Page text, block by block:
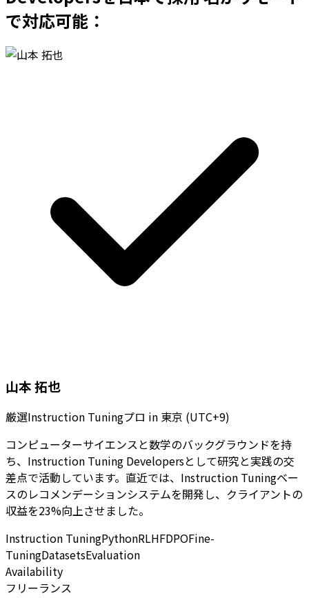
で対応可能：
山本 拓也
厳選Instruction Tuningプロ in 東京 (UTC+9)
コンピューターサイエンスと数学のバックグラウンドを持
ち、Instruction Tuning Developersとして研究と実践の交
差点で活動しています。直近では、Instruction Tuningベー
スのレコメンデーションシステムを開発し、クライアントの
収益を23%向上させました。
Instruction TuningPythonRLHFDPOFine-
TuningDatasetsEvaluation
Availability
フリーランス